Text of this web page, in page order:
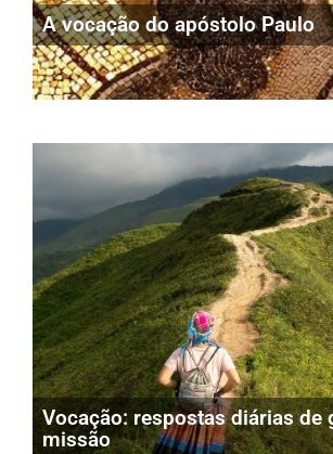
A vocação do apóstolo Paulo
Vocação: respostas diárias de
missão